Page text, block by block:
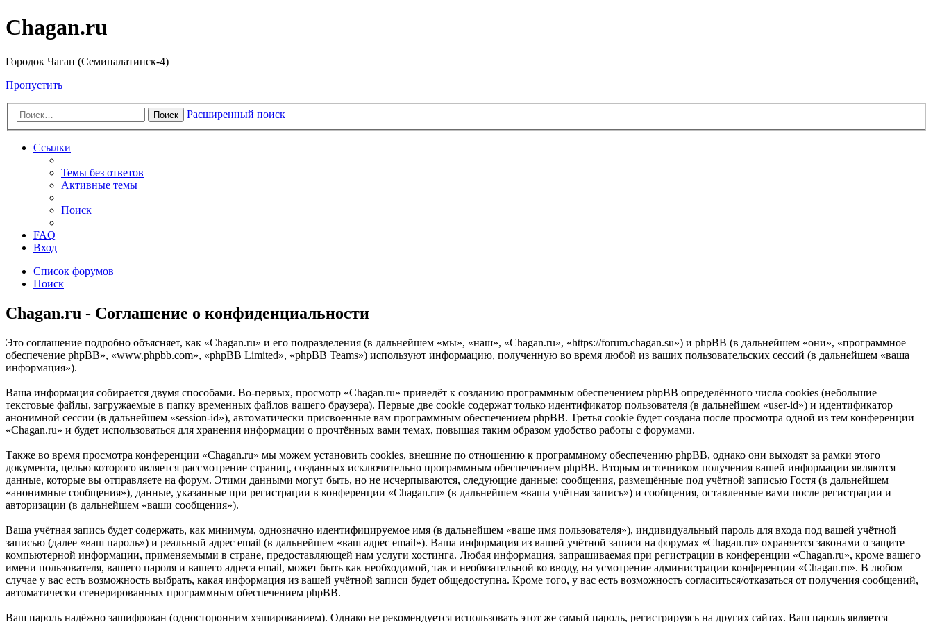
Chagan.ru
Городок Чаган (Семипалатинск-4)
Пропустить
Поиск Расширенный поиск
Ссылки
Темы без ответов
Активные темы
Поиск
FAQ
Вход
Список форумов
Поиск
Chagan.ru - Соглашение о конфиденциальности
Это соглашение подробно объясняет, как «Chagan.ru» и его подразделения (в дальнейшем «мы», «наш», «Chagan.ru», «https://forum.chagan.su») и phpBB (в дальнейшем «они», «программное
обеспечение phpBB», «www.phpbb.com», «phpBB Limited», «phpBB Teams») используют информацию, полученную во время любой из ваших пользовательских сессий (в дальнейшем «ваша
информация»).
Ваша информация собирается двумя способами. Во-первых, просмотр «Chagan.ru» приведёт к созданию программным обеспечением phpBB определённого числа cookies (небольшие
текстовые файлы, загружаемые в папку временных файлов вашего браузера). Первые две cookie содержат только идентификатор пользователя (в дальнейшем «user-id») и идентификатор
анонимной сессии (в дальнейшем «session-id»), автоматически присвоенные вам программным обеспечением phpBB. Третья cookie будет создана после просмотра одной из тем конференции
«Chagan.ru» и будет использоваться для хранения информации о прочтённых вами темах, повышая таким образом удобство работы с форумами.
Также во время просмотра конференции «Chagan.ru» мы можем установить cookies, внешние по отношению к программному обеспечению phpBB, однако они выходят за рамки этого
документа, целью которого является рассмотрение страниц, созданных исключительно программным обеспечением phpBB. Вторым источником получения вашей информации являются
данные, которые вы отправляете на форум. Этими данными могут быть, но не исчерпываются, следующие данные: сообщения, размещённые под учётной записью Гостя (в дальнейшем
«анонимные сообщения»), данные, указанные при регистрации в конференции «Chagan.ru» (в дальнейшем «ваша учётная запись») и сообщения, оставленные вами после регистрации и
авторизации (в дальнейшем «ваши сообщения»).
Ваша учётная запись будет содержать, как минимум, однозначно идентифицируемое имя (в дальнейшем «ваше имя пользователя»), индивидуальный пароль для входа под вашей учётной
записью (далее «ваш пароль») и реальный адрес email (в дальнейшем «ваш адрес email»). Ваша информация из вашей учётной записи на форумах «Chagan.ru» охраняется законами о защите
компьютерной информации, применяемыми в стране, предоставляющей нам услуги хостинга. Любая информация, запрашиваемая при регистрации в конференции «Chagan.ru», кроме вашего
имени пользователя, вашего пароля и вашего адреса email, может быть как необходимой, так и необязательной ко вводу, на усмотрение администрации конференции «Chagan.ru». В любом
случае у вас есть возможность выбрать, какая информация из вашей учётной записи будет общедоступна. Кроме того, у вас есть возможность согласиться/отказаться от получения сообщений,
автоматически сгенерированных программным обеспечением phpBB.
Ваш пароль надёжно зашифрован (односторонним хэшированием). Однако не рекомендуется использовать этот же самый пароль, регистрируясь на других сайтах. Ваш пароль является